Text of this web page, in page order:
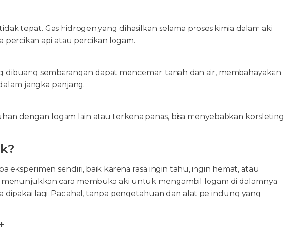
tepat. Gas hidrogen yang dihasilkan selama proses kimia dalam aki
percikan api atau percikan logam.
dibuang sembarangan dapat mencemari tanah dan air, membahayakan
jangka panjang.
dengan logam lain atau terkena panas, bisa menyebabkan korsleting
eksperimen sendiri, baik karena rasa ingin tahu, ingin hemat, atau
cara membuka aki untuk mengambil logam di dalamnya
dipakai lagi. Padahal, tanpa pengetahuan dan alat pelindung yang